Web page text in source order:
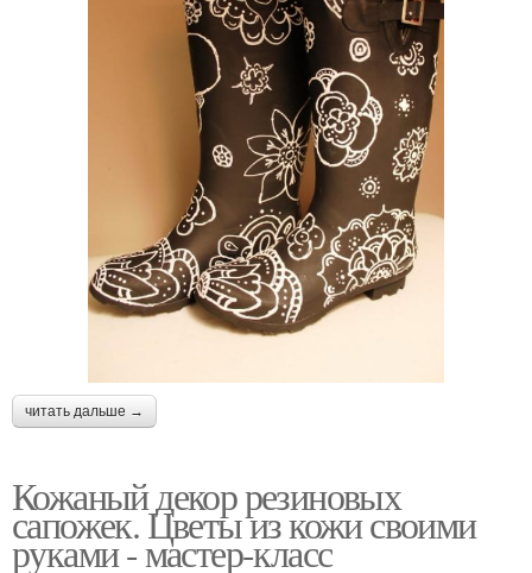
читать дальше →
Кожаный декор резиновых
сапожек. Цветы из кожи своими
руками - мастер-класс